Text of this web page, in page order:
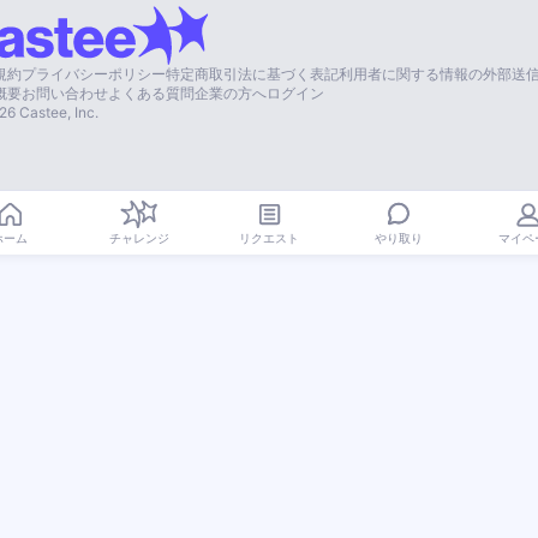
約プライバシーポリシー特定商取引法に基づく表記利用者に関する情報の外部送
要お問い合わせ よくある質問企業の方へログイン
Castee, Inc.
ーム チャレンジ リクエスト やり取り マイペ